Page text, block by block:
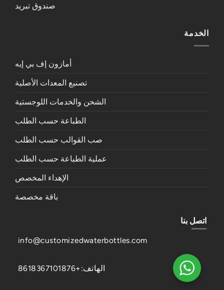
صندوق تبريد
الخدمة
أمازون إف بي إيه
تصنيع المعدات الأصلية
الشحن والخدمات اللوجستية
الطباعة حسب الطلب
صب القوالب حسب الطلب
عملية الطباعة حسب الطلب
الإهداء المخصص
باقة مخصصة
اتصل بنا
info@customizedwaterbottles.com
الهاتف:+8618367101876